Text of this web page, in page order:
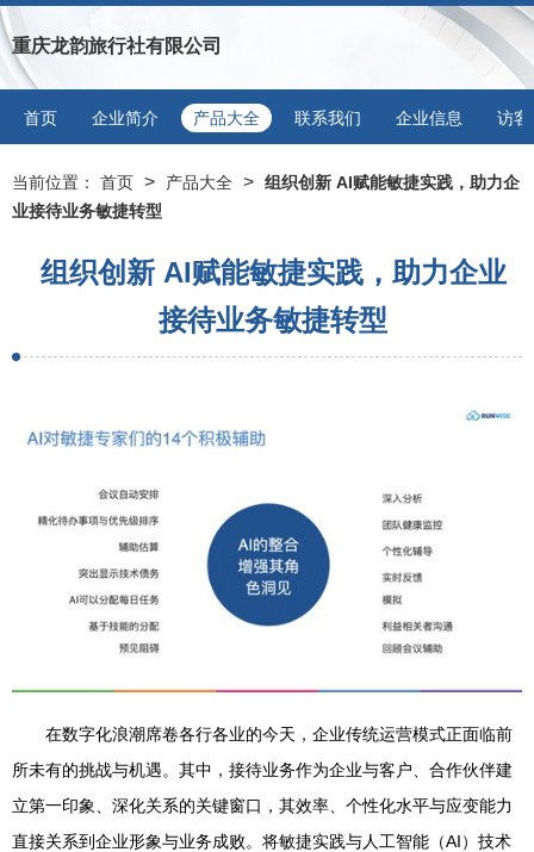
重庆龙韵旅行社有限公司
首页 企业简介 产品大全 联系我们 企业信息 访客
当前位置： 首页 > 产品大全 > 组织创新 AI赋能敏捷实践，助力企
业接待业务敏捷转型
组织创新 AI赋能敏捷实践，助力企业
接待业务敏捷转型
在数字化浪潮席卷各行各业的今天，企业传统运营模式正面临前
所未有的挑战与机遇。其中，接待业务作为企业与客户、合作伙伴建
立第一印象、深化关系的关键窗口，其效率、个性化水平与应变能力
直接关系到企业形象与业务成败。将敏捷实践与人工智能（AI）技术